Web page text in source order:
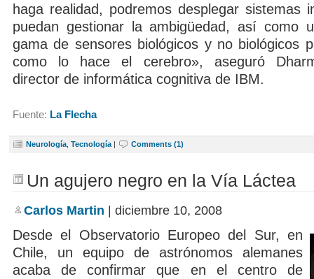
haga realidad, podremos desplegar sistemas
puedan gestionar la ambigüedad, así como
gama de sensores biológicos y no biológicos
como lo hace el cerebro», aseguró
director de informática cognitiva de IBM.
Fuente: La Flecha
Neurología Tecnología | Comments (1)
Un agujero negro en la Vía Láctea
Carlos Martin | diciembre 10, 2008
Desde el Observatorio Europeo del Sur, en
Chile, un equipo de astrónomos alemanes
acaba de confirmar que en el centro de